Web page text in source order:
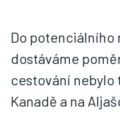
Do potenciálního
dostáváme
cestování nebylo
Kanadě a na